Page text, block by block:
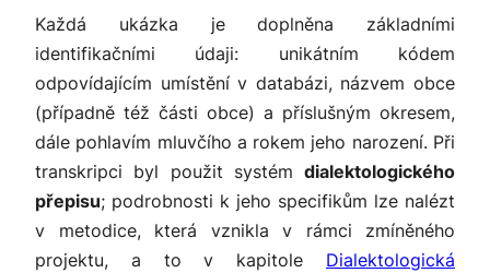
Každá ukázka je doplněna základními
identifikačními údaji: unikátním kódem
odpovídajícím umístění v databázi, názvem obce
(případně též části obce) a příslušným okresem,
dále pohlavím mluvčího a rokem jeho narození. Při
transkripci byl použit systém dialektologického
přepisu; podrobnosti k jeho specifikům lze nalézt
v metodice, která vznikla v rámci zmíněného
projektu, a to v kapitole Dialektologická